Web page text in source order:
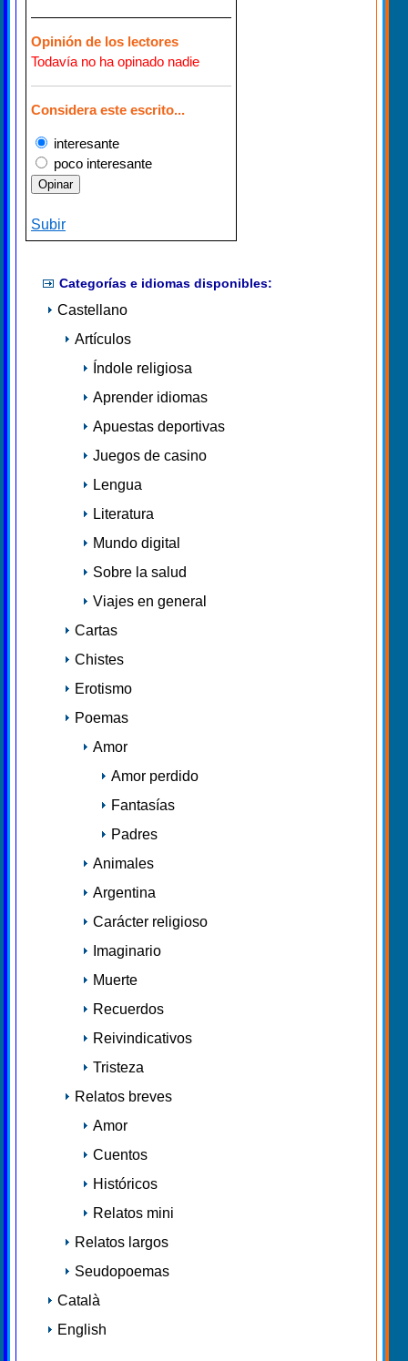
Opinión de los lectores
Todavía no ha opinado nadie
Considera este escrito...
interesante
poco interesante
Subir
Categorías e idiomas disponibles:
Castellano
Artículos
Índole religiosa
Aprender idiomas
Apuestas deportivas
Juegos de casino
Lengua
Literatura
Mundo digital
Sobre la salud
Viajes en general
Cartas
Chistes
Erotismo
Poemas
Amor
Amor perdido
Fantasías
Padres
Animales
Argentina
Carácter religioso
Imaginario
Muerte
Recuerdos
Reivindicativos
Tristeza
Relatos breves
Amor
Cuentos
Históricos
Relatos mini
Relatos largos
Seudopoemas
Català
English